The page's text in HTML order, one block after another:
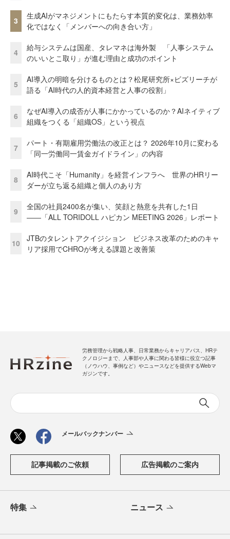
3
生成AIがマネジメントにもたらす本質的変化は、業務効率
化ではなく「メンバーへの向き合い方」
4
給与システムは国産、タレマネは海外製 「人事システム
のいいとこ取り」が進む理由と成功のポイント
5
AI導入の明暗を分けるものとは？松尾研究所×ビズリーチが
語る「AI時代の人的資本経営と人事の役割」
6
なぜAI導入の成否が人事にかかっているのか？AIネイティブ
組織をつくる「組織OS」という視点
7
パート・有期雇用労働法の改正とは？ 2026年10月に変わる
「同一労働同一賃金ガイドライン」の内容
8
AI時代こそ「Humanity」を経営インフラへ 世界のHRリー
ダーが立ち返る組織と個人のあり方
9
全国の社員2400名が集い、笑顔と熱意を共有した1日
――「ALL TORIDOLL ハピカン MEETING 2026」レポート
10
JTBのタレントアクイジション ビジネス改革のためのキャ
リア採用でCHROが考える課題と改善策
労務管理から戦略人事、日常業務からキャリアパス、HRテ
クノロジーまで、人事部や人事に関わる皆様に役立つ記事
（ノウハウ、事例など）やニュースなどを提供するWebマ
ガジンです。
メールバックナンバー
記事掲載のご依頼 広告掲載のご案内
特集 ニュース